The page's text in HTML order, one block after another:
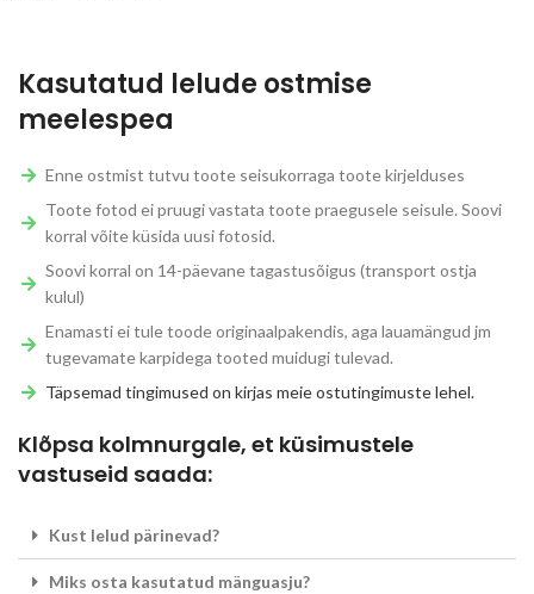
Kasutatud lelude ostmise
meelespea
Enne ostmist tutvu toote seisukorraga toote kirjelduses
Toote fotod ei pruugi vastata toote praegusele seisule. Soovi
korral võite küsida uusi fotosid.
Soovi korral on 14-päevane tagastusõigus (transport ostja
kulul)
Enamasti ei tule toode originaalpakendis, aga lauamängud jm
tugevamate karpidega tooted muidugi tulevad.
Täpsemad tingimused on kirjas meie ostutingimuste lehel.
Klõpsa kolmnurgale, et küsimustele
vastuseid saada:
Kust lelud pärinevad?
Miks osta kasutatud mänguasju?